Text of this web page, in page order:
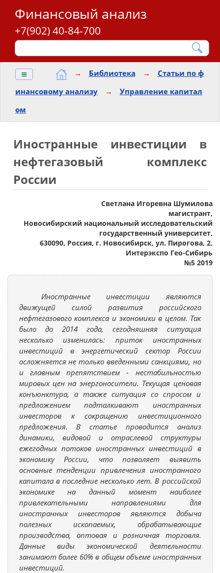
Финансовый анализ
+7(902) 40-84-700
≡ → Библиотека →
Статьи по ф
инансовому анализу
→
Управление капитал
ом
Иностранные инвестиции в
нефтегазовый комплекс
России
Светлана Игоревна Шумилова
магистрант,
Новосибирский национальный исследовательский
государственный университет,
630090, Россия, г. Новосибирск, ул. Пирогова, 2,
Интерэкспо Гео-Сибирь
№5 2019
Иностранные инвестиции являются
движущей силой развития российского
нефтегазового комплекса и экономики в целом. Так
было до 2014 года, сегодняшняя ситуация
несколько изменилась: приток иностранных
инвестиций в энергетический сектор России
осложняется не только введенными санкциями, но
и главным препятствием - нестабильностью
мировых цен на энергоносители. Текущая ценовая
конъюнктура, а также ситуация со спросом и
предложением подталкивают иностранных
инвесторов к сокращению инвестиционного
предложения. В статье проводится анализ
динамики, видовой и отраслевой структуры
ежегодных потоков иностранных инвестиций в
экономику России, что позволяет выявить
основные тенденции привлечения иностранного
капитала в последние несколько лет. В российской
экономике на данный момент наиболее
привлекательными направлениями для
иностранных инвесторов являются добыча
полезных ископаемых, обрабатывающие
производства, оптовая и розничная торговля.
Данные виды экономической деятельности
занимают более 60% в общем объеме иностранных
инвестиций.